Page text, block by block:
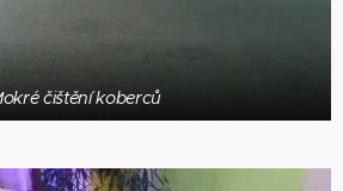
čištění koberců